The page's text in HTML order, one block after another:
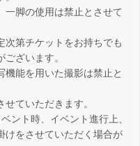
一脚の使用は禁止とさせて
次第チケットをお持ちでも
ざいます。
機能を用いた撮影は禁止と
ていただきます。
ント時、イベント進行上、
けをさせていただく場合が